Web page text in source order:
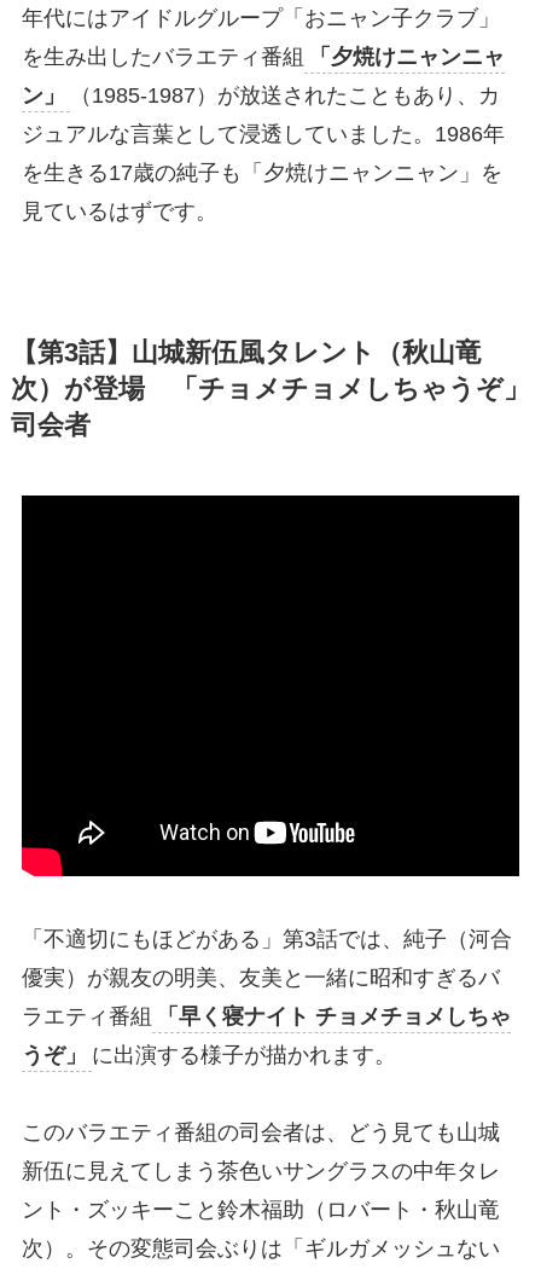
年代にはアイドルグループ「おニャン子クラブ」
を生み出したバラエティ番組
「夕焼けニャンニャ
ン」
（1985-1987）が放送されたこともあり、カ
ジュアルな言葉として浸透していました。1986年
を生きる17歳の純子も「夕焼けニャンニャン」を
見ているはずです。
【第3話】山城新伍風タレント（秋山竜
次）が登場
「チョメチョメしちゃうぞ」
司会者
「不適切にもほどがある」第3話では、純子（河合
優実）が親友の明美、友美と一緒に昭和すぎるバ
ラエティ番組
「早く寝ナイト チョメチョメしちゃ
うぞ」
に出演する様子が描かれます。
このバラエティ番組の司会者は、どう見ても山城
新伍に見えてしまう茶色いサングラスの中年タレ
ント・ズッキーこと鈴木福助（ロバート・秋山竜
次）。その変態司会ぶりは「ギルガメッシュない